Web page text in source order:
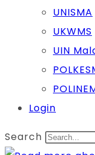
UNISMA
UKWMS
UIN
Login
Search